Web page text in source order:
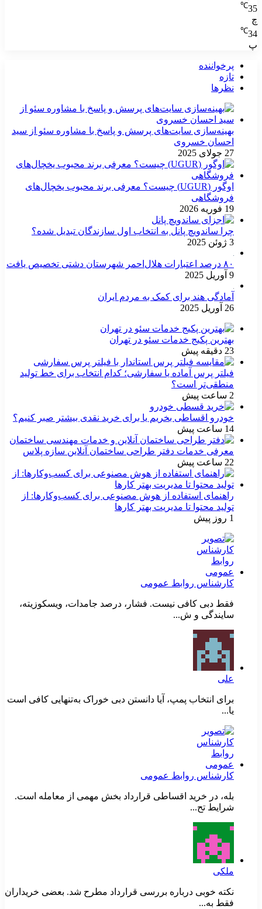
35
℃
چ
34
℃
پ
پرخواننده
تازه
نظرها
بهینه‌سازی سایت‌های پرسش و پاسخ با مشاوره سئو از سید
احسان خسروی
27 جولای 2025
اوگور (UGUR) چیست؟ معرفی برند محبوب یخچال‌های
فروشگاهی
19 فوریه 2026
چرا ساندویچ پانل به انتخاب اول سازندگان تبدیل شده؟
3 ژوئن 2025
۸۰ درصد اعتبارات هلال‌احمر شهرستان دشتی تخصیص یافت
9 آوریل 2025
آمادگی هند برای کمک به مردم ایران
26 آوریل 2025
بهترین پکیج خدمات سئو در تهران
23 دقیقه پیش
فیلتر پرس آماده یا سفارشی؛ کدام انتخاب برای خط تولید
منطقی‌تر است؟
2 ساعت پیش
خودرو اقساطی بخریم یا برای خرید نقدی بیشتر صبر کنیم؟
14 ساعت پیش
معرفی خدمات دفتر طراحی ساختمان آنلاین سازه پلاس
22 ساعت پیش
راهنمای استفاده از هوش مصنوعی برای کسب‌وکارها: از
تولید محتوا تا مدیریت بهتر کارها
1 روز پیش
کارشناس روابط عمومی
فقط دبی کافی نیست. فشار، درصد جامدات، ویسکوزیته،
سایندگی و ش...
علی
برای انتخاب پمپ، آیا دانستن دبی خوراک به‌تنهایی کافی است
یا...
کارشناس روابط عمومی
بله، در خرید اقساطی قرارداد بخش مهمی از معامله است.
شرایط تح...
ملکی
نکته خوبی درباره بررسی قرارداد مطرح شد. بعضی خریداران
فقط به...